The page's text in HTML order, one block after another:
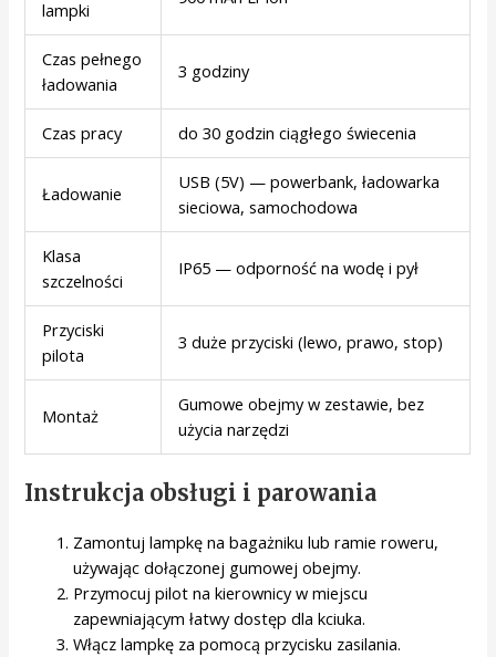
lampki
Czas pełnego
ładowania
3 godziny
Czas pracy do 30 godzin ciągłego świecenia
Ładowanie
USB (5V) — powerbank, ładowarka
sieciowa, samochodowa
Klasa
szczelności
IP65 — odporność na wodę i pył
Przyciski
pilota
3 duże przyciski (lewo, prawo, stop)
Montaż
Gumowe obejmy w zestawie, bez
użycia narzędzi
Instrukcja obsługi i parowania
Zamontuj lampkę na bagażniku lub ramie roweru,
używając dołączonej gumowej obejmy.
Przymocuj pilot na kierownicy w miejscu
zapewniającym łatwy dostęp dla kciuka.
Włącz lampkę za pomocą przycisku zasilania.